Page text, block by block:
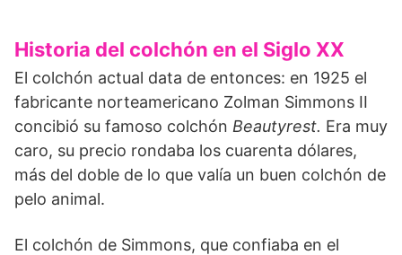
Historia del colchón en el Siglo XX
El colchón actual data de entonces: en 1925 el
fabricante norteamericano Zolman Simmons II
concibió su famoso colchón Beautyrest. Era muy
caro, su precio rondaba los cuarenta dólares,
más del doble de lo que valía un buen colchón de
pelo animal.
El colchón de Simmons, que confiaba en el